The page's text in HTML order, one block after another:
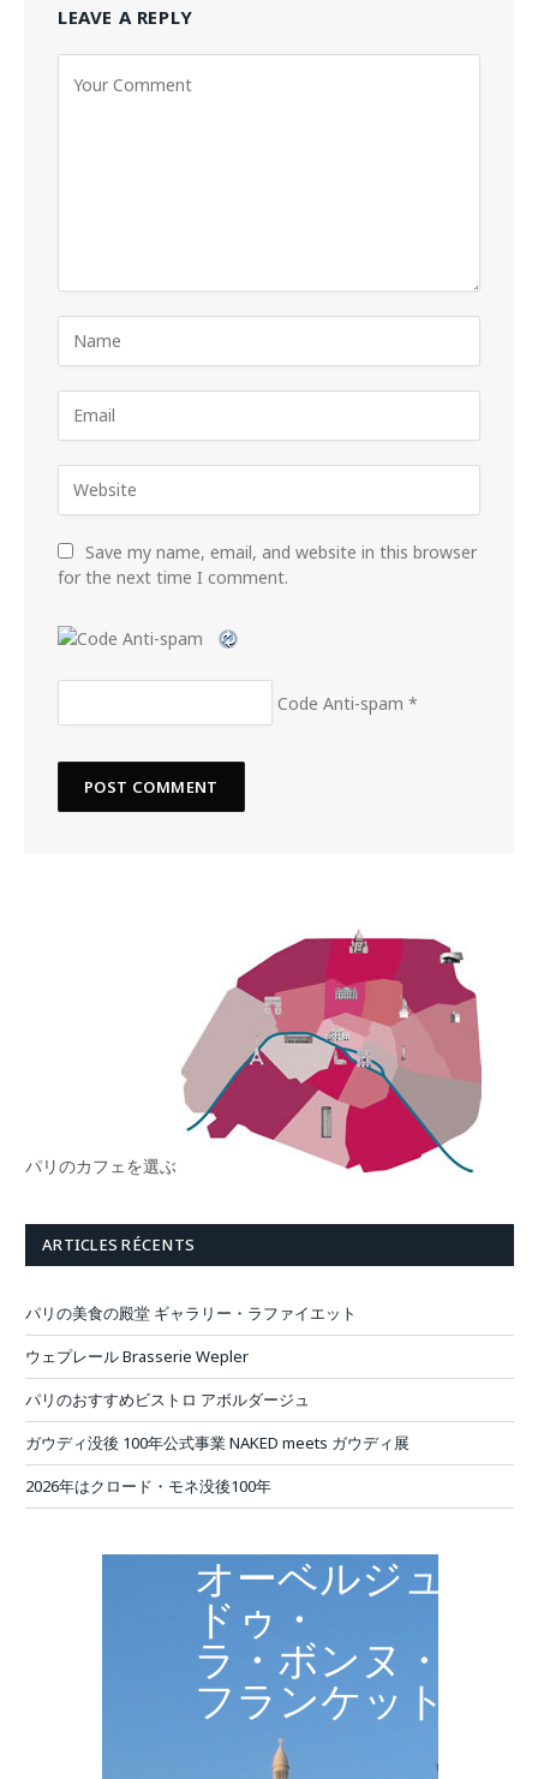
LEAVE A REPLY
Save my name, email, and website in this browser
for the next time I comment.
Code Anti-spam *
パリのカフェを選ぶ
ARTICLES RÉCENTS
パリの美食の殿堂 ギャラリー・ラファイエット
ウェプレール Brasserie Wepler
パリのおすすめビストロ アボルダージュ
ガウディ没後 100年公式事業 NAKED meets ガウディ展
2026年はクロード・モネ没後100年
オーベルジュ・
ドゥ・
ラ・ボンヌ・
フランケット